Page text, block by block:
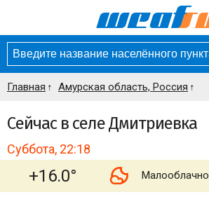
Главная Амурская область, Россия
Сейчас в селе Дмитриевка
Суббота, 22:18
+16.0° Малооблачно